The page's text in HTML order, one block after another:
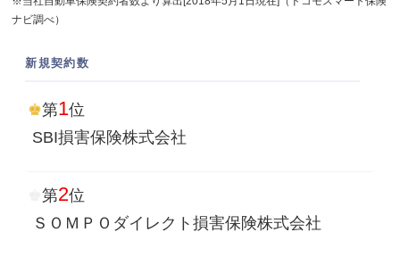
ナビ調べ）
新規契約数
第1位
SBI損害保険株式会社
第2位
ＳＯＭＰＯダイレクト損害保険株式会社